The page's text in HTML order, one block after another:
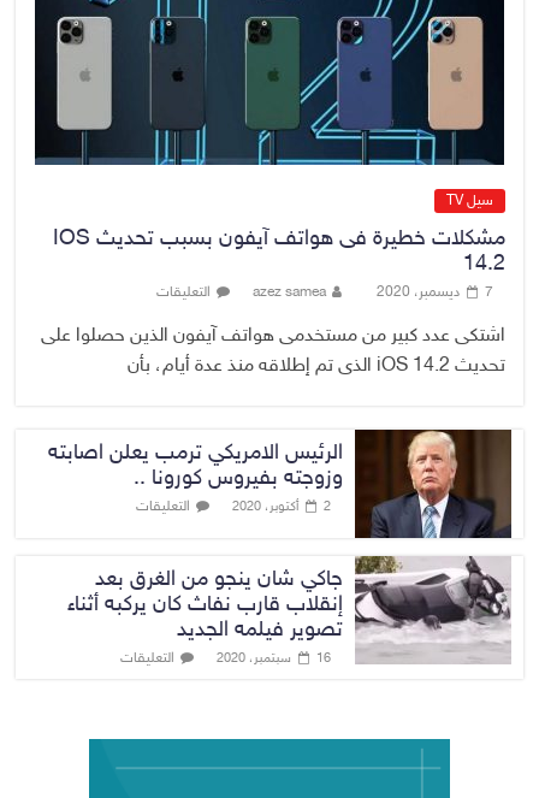
والطب النووي التخصصي في
الموصل
9 أغسطس، 2026 No Comment
سيل TV
مشكلات خطيرة فى هواتف آيفون بسبب تحديث IOS
14.2
7 ديسمبر، 2020 azez samea التعليقات
اشتكى عدد كبير من مستخدمى هواتف آيفون الذين حصلوا على
تحديث iOS 14.2 الذى تم إطلاقه منذ عدة أيام، بأن
الرئيس الامريكي ترمب يعلن اصابته
وزوجته بفيروس كورونا ..
2 أكتوبر، 2020 التعليقات
جاكي شان ينجو من الغرق بعد
إنقلاب قارب نفاث كان يركبه أثناء
تصوير فيلمه الجديد
16 سبتمبر، 2020 التعليقات